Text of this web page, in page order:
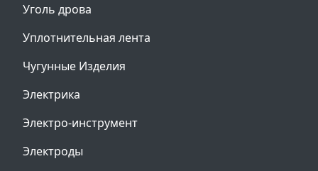
Уголь дрова
Уплотнительная лента
Чугунные Изделия
Электрика
Электро-инструмент
Электроды